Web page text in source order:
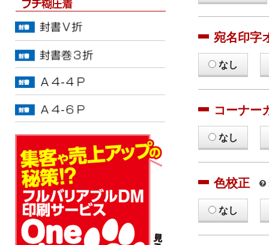
宛名印字
なし
コーナー
なし
色校正
なし